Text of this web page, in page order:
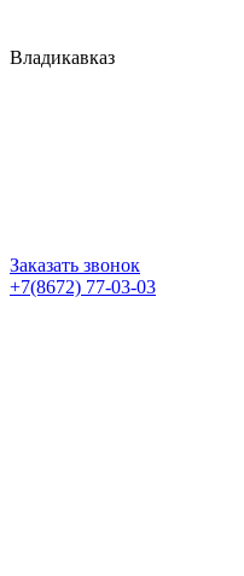
Владикавказ
Заказать звонок
+7(8672) 77-03-03